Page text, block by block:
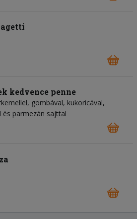
kedvence penne
gombával, kukoricával,
és parmezán sajttal